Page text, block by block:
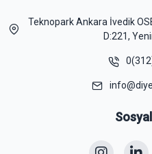
Teknopark Ankara İvedik
D:221,